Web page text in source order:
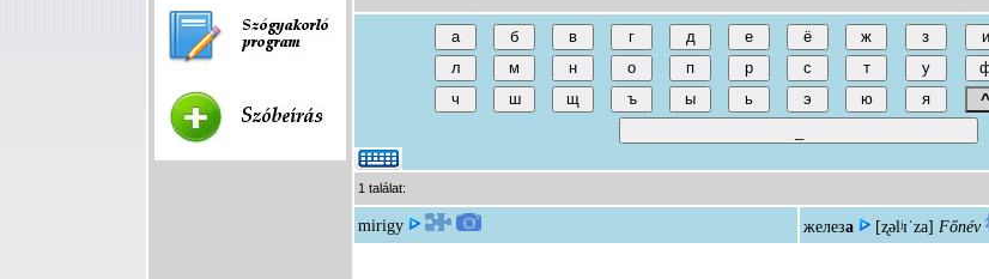
1 találat:
mirigy железа [ʐəlʲɪˈza] Főnév